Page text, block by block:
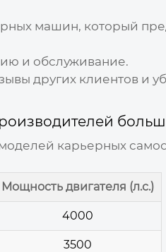
машин, который
и обслуживание.
других клиентов и
карьерных
Мощность двигателя (л.с.)
4000
3500